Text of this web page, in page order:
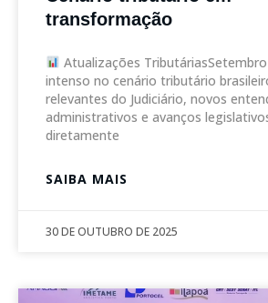
transformação
Atualizações
intenso no cenário tributário
relevantes do Judiciário, novos
administrativos e avanços
diretamente
SAIBA MAIS
30 DE OUTUBRO DE 2025